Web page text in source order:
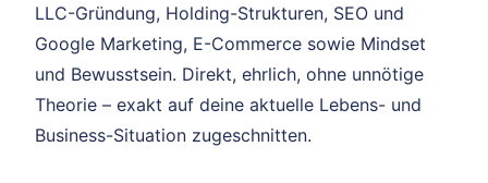
LLC-Gründung, Holding-Strukturen, SEO und
Google Marketing, E-Commerce sowie Mindset
und Bewusstsein. Direkt, ehrlich, ohne unnötige
Theorie – exakt auf deine aktuelle Lebens- und
Business-Situation zugeschnitten.